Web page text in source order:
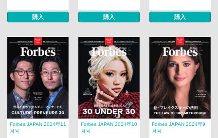
購入 購入 購入
Forbes JAPAN 2024年11
月号
Forbes JAPAN 2024年10
月号
Forbes JAPAN 2024年9
月号